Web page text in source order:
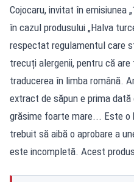
Cojocaru, invitat în emisiunea
în cazul produsului „Halva
respectat regulamentul care
trecuți alergenii, pentru că
traducerea în limba română.
extract de săpun e prima dată
grăsime foarte mare... Este o
trebuit să aibă o aprobare a
este incompletă. Acest